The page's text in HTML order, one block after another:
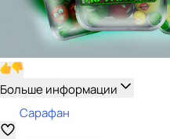
Больше информации
Сарафан